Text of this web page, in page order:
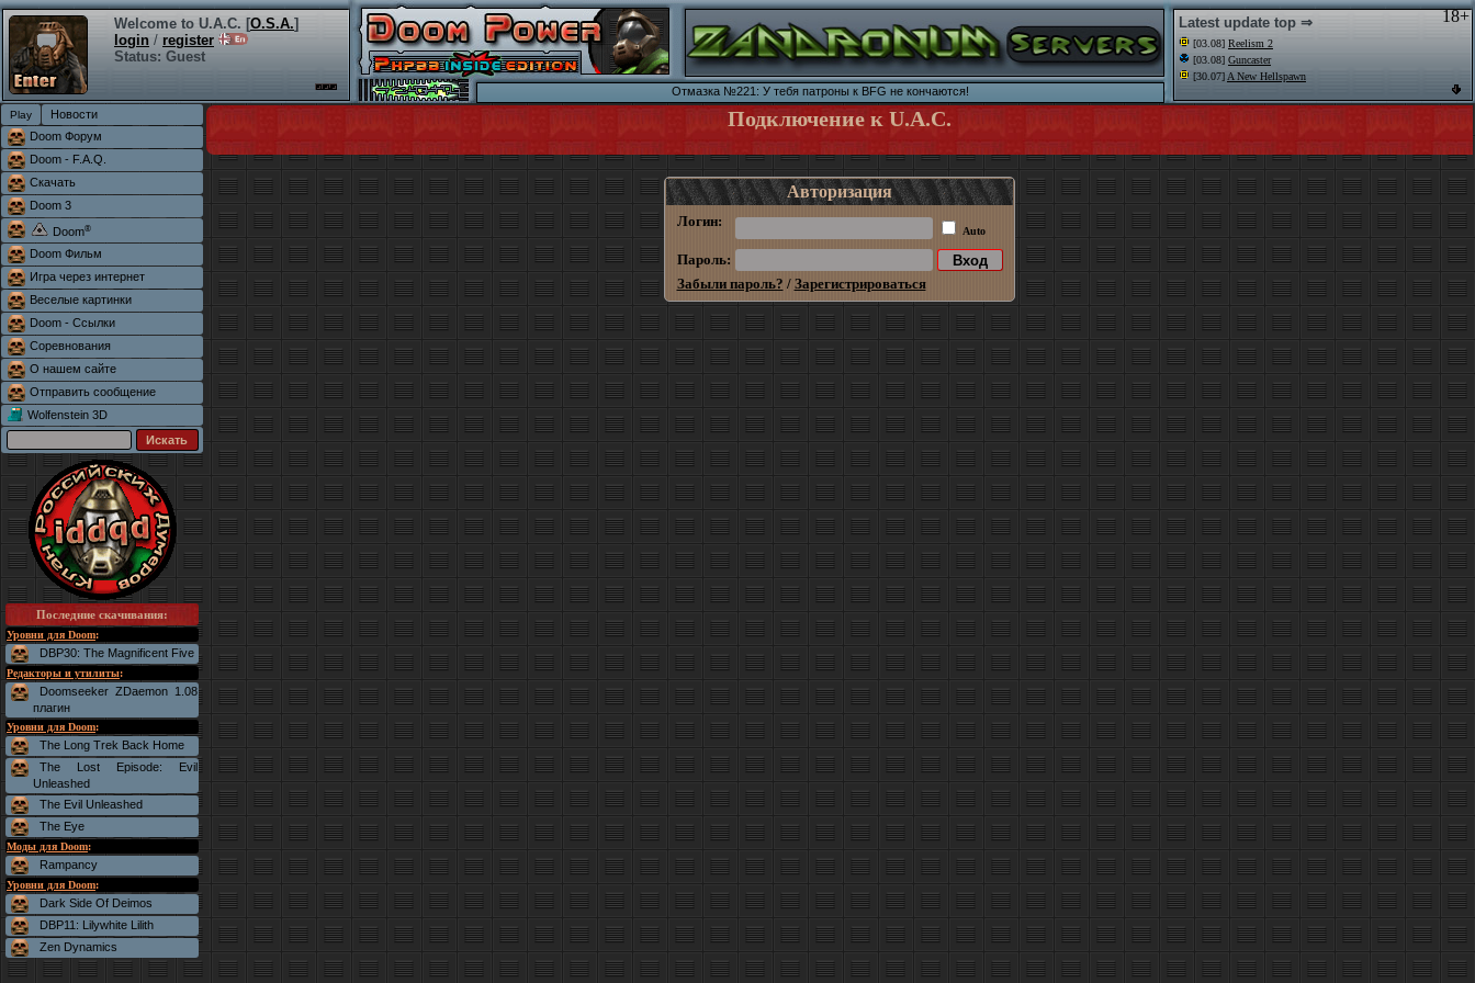
18+
Welcome to U.A.C. [O.S.A.]
login / register
Status: Guest
Latest update top ⇒
[03.08] Reelism 2
[03.08] Guncaster
[30.07] A New Hellspawn
Отмазка №221: У тебя патроны к BFG не кончаются!
Новости
Doom Форум
Doom - F.A.Q.
Скачать
Doom 3
Doom®
Doom Фильм
Игра через интернет
Веселые картинки
Doom - Ссылки
Соревнования
О нашем сайте
Отправить сообщение
Wolfenstein 3D
Последние скачивания:
Уровни для Doom:
DBP30: The Magnificent Five
Редакторы и утилиты:
Doomseeker ZDaemon 1.08
плагин
Уровни для Doom:
The Long Trek Back Home
The Lost Episode: Evil
Unleashed
The Evil Unleashed
The Eye
Моды для Doom:
Rampancy
Уровни для Doom:
Dark Side Of Deimos
DBP11: Lilywhite Lilith
Zen Dynamics
Подключение к U.A.C.
Авторизация
Логин:
Auto
Пароль:
Забыли пароль? / Зарегистрироваться